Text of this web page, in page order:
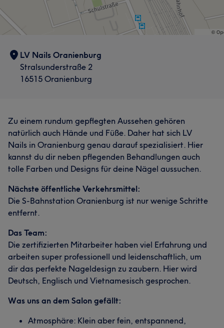
LV Nails Oranienburg
Stralsunderstraße 2
16515 Oranienburg
Zu einem rundum gepflegten Aussehen gehören
natürlich auch Hände und Füße. Daher hat sich LV
Nails in Oranienburg genau darauf spezialisiert. Hier
kannst du dir neben pflegenden Behandlungen auch
tolle Farben und Designs für deine Nägel aussuchen.
Nächste öffentliche Verkehrsmittel:
Die S-Bahnstation Oranienburg ist nur wenige Schritte
entfernt.
Das Team:
Die zertifizierten Mitarbeiter haben viel Erfahrung und
arbeiten super professionell und leidenschaftlich, um
dir das perfekte Nageldesign zu zaubern. Hier wird
Deutsch, Englisch und Vietnamesisch gesprochen.
Was uns an dem Salon gefällt:
Atmosphäre: Klein aber fein, entspannend,